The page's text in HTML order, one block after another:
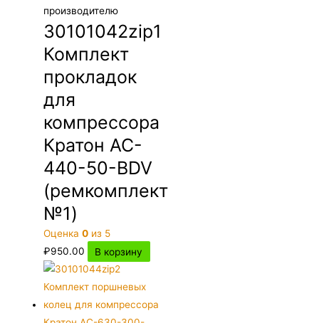
производителю
30101042zip1
Комплект
прокладок
для
компрессора
Кратон AC-
440-50-BDV
(ремкомплект
№1)
Оценка0 из 5
₽950.00 В корзину